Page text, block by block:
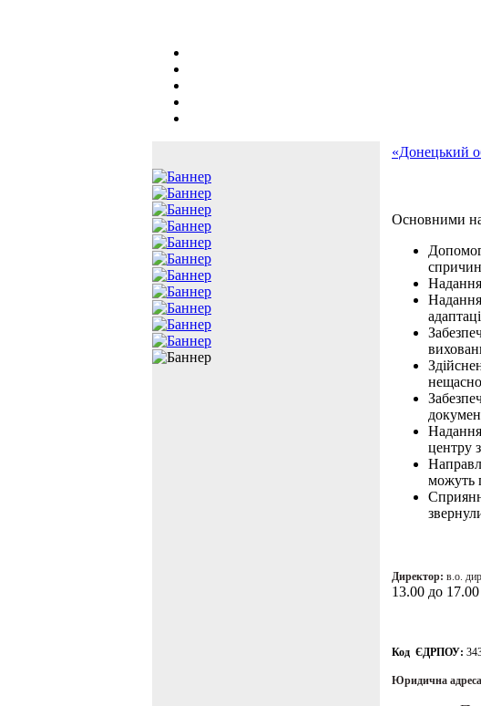
«Донецький
Основними
Надання
центру
можуть
Директор: в.о.
13.00 до 17.00
Код ЄДРПОУ:
Юридична